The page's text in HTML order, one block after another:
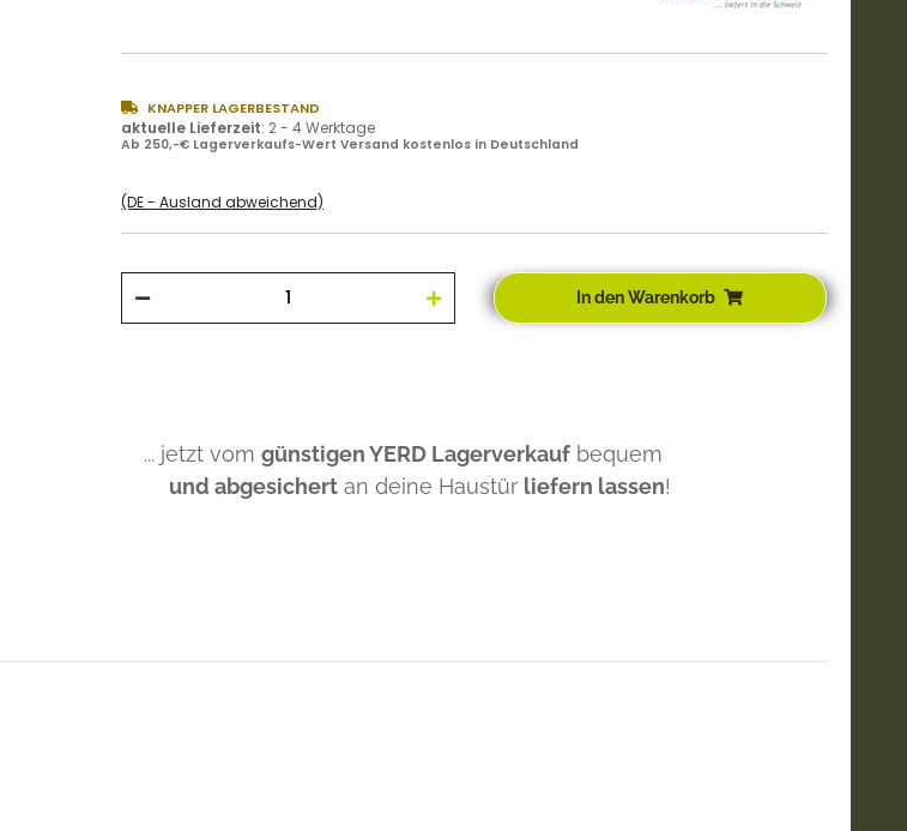
KNAPPER LAGERBESTAND
aktuelle Lieferzeit: 2 - 4 Werktage
Ab 250,-€ Lagerverkaufs-Wert Versand kostenlos in Deutschland
(DE - Ausland abweichend)
In den Warenkorb
... jetzt vom günstigen YERD Lagerverkauf bequem
und abgesichert an deine Haustür liefern lassen!